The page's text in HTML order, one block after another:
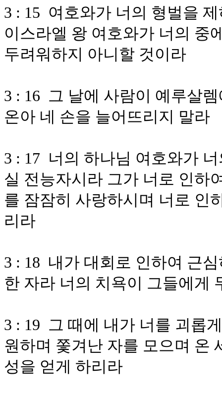
3 : 15 여호와가 너의 형벌을
이스라엘 왕 여호와가 너의 중
두려워하지 아니할 것이라
3 : 16 그 날에 사람이 예루살
온아 네 손을 늘어뜨리지 말라
3 : 17 너의 하나님 여호와가
실 전능자시라 그가 너로 인하
를 잠잠히 사랑하시며 너로 인
리라
3 : 18 내가 대회로 인하여 근
한 자라 너의 치욕이 그들에게
3 : 19 그 때에 내가 너를 괴롭
원하며 쫓겨난 자를 모으며 온
성을 얻게 하리라